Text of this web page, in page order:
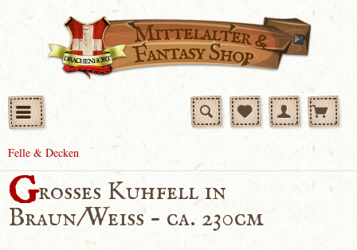
Felle & Decken
Grosses Kuhfell in
Braun/Weiss - ca. 230cm